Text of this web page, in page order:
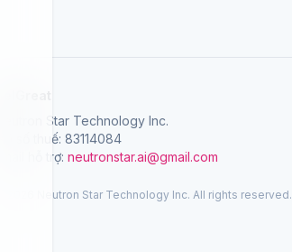
Neutron Star Technology Inc.
Mã số thuế: 83114084
Email hỗ trợ: neutronstar.ai@gmail.com
© 2026 Neutron Star Technology Inc. All rights reserved.